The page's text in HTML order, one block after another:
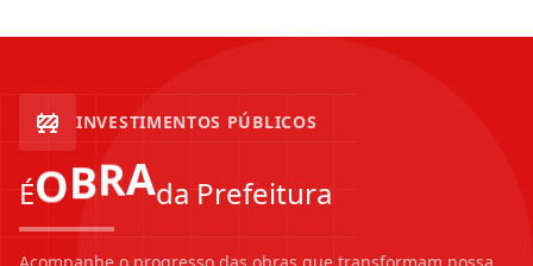
INVESTIMENTOS PÚBLICOS
ÉOBRAda Prefeitura